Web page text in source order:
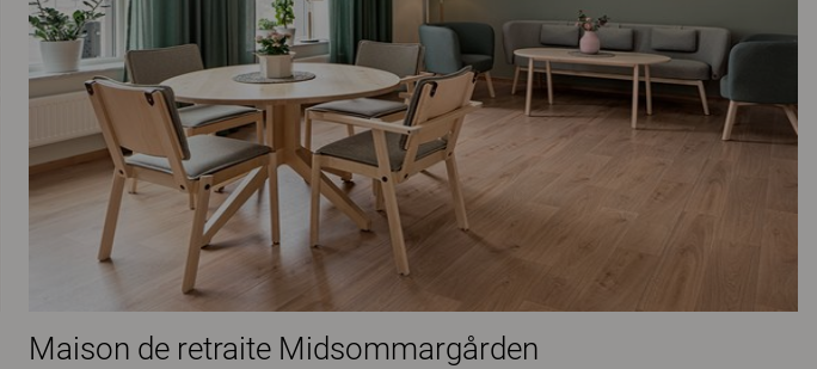
Maison de retraite Midsommargården